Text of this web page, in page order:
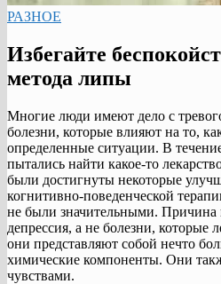
РАЗНОЕ
Избегайте
метода липы
Многие люди имеют дело с
болезни, которые влияют на то,
определенные ситуации. В
пытались найти какое-то
были достигнуты некоторые
когнитивно-поведенческой
не были значительными. Причина
депрессия, а не болезни, которые
они представляют собой нечто
химические компоненты. Они
чувствами.